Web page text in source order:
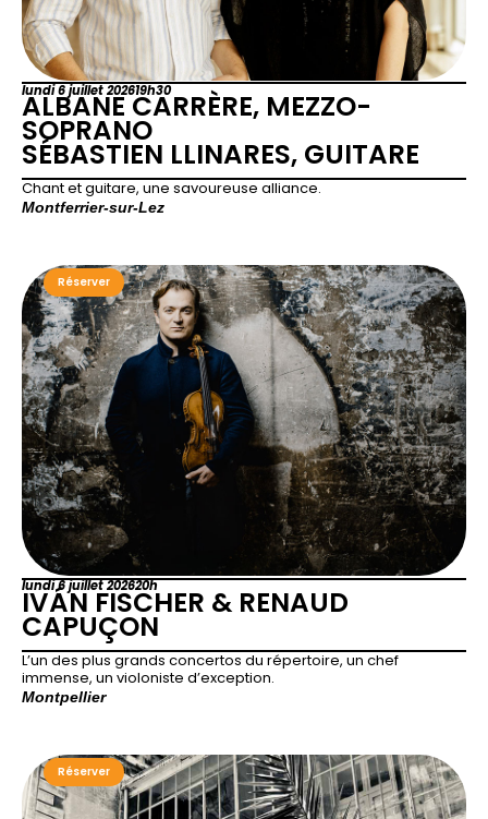
lundi 6 juillet 202619h30
ALBANE CARRÈRE, MEZZO-
SOPRANO
SÉBASTIEN LLINARES, GUITARE
Chant et guitare, une savoureuse alliance.
Montferrier-sur-Lez
Réserver
lundi 6 juillet 202620h
IVÁN FISCHER & RENAUD
CAPUÇON
L’un des plus grands concertos du répertoire, un chef
immense, un violoniste d’exception.
Montpellier
Réserver